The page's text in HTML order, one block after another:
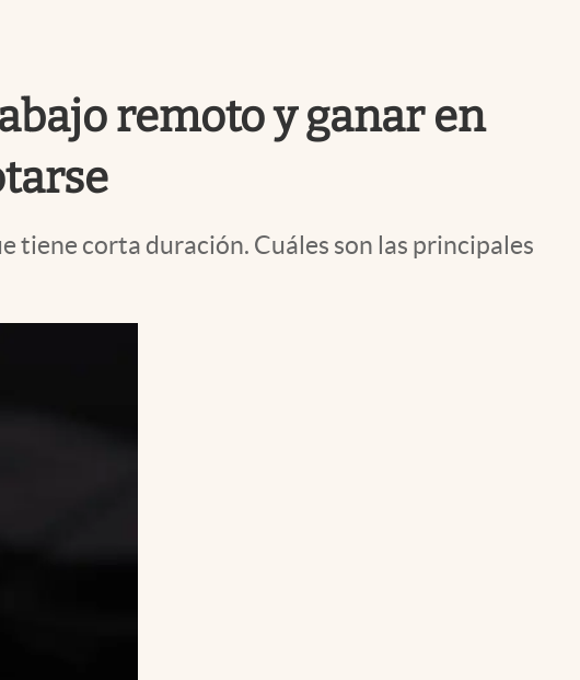
remoto y ganar en
tiene corta duración. Cuáles son las principales